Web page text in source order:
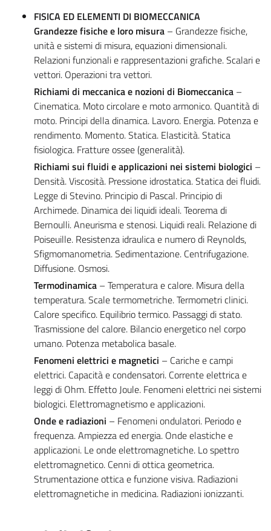
FISICA ED ELEMENTI DI BIOMECCANICA
Grandezze fisiche e loro misura – Grandezze fisiche,
unità e sistemi di misura, equazioni dimensionali.
Relazioni funzionali e rappresentazioni grafiche. Scalari e
vettori. Operazioni tra vettori.
Richiami di meccanica e nozioni di Biomeccanica –
Cinematica. Moto circolare e moto armonico. Quantità di
moto. Principi della dinamica. Lavoro. Energia. Potenza e
rendimento. Momento. Statica. Elasticità. Statica
fisiologica. Fratture ossee (generalità).
Richiami sui fluidi e applicazioni nei sistemi biologici –
Densità. Viscosità. Pressione idrostatica. Statica dei fluidi.
Legge di Stevino. Principio di Pascal. Principio di
Archimede. Dinamica dei liquidi ideali. Teorema di
Bernoulli. Aneurisma e stenosi. Liquidi reali. Relazione di
Poiseuille. Resistenza idraulica e numero di Reynolds,
Sfigmomanometria. Sedimentazione. Centrifugazione.
Diffusione. Osmosi.
Termodinamica – Temperatura e calore. Misura della
temperatura. Scale termometriche. Termometri clinici.
Calore specifico. Equilibrio termico. Passaggi di stato.
Trasmissione del calore. Bilancio energetico nel corpo
umano. Potenza metabolica basale.
Fenomeni elettrici e magnetici – Cariche e campi
elettrici. Capacità e condensatori. Corrente elettrica e
leggi di Ohm. Effetto Joule. Fenomeni elettrici nei sistemi
biologici. Elettromagnetismo e applicazioni.
Onde e radiazioni – Fenomeni ondulatori. Periodo e
frequenza. Ampiezza ed energia. Onde elastiche e
applicazioni. Le onde elettromagnetiche. Lo spettro
elettromagnetico. Cenni di ottica geometrica.
Strumentazione ottica e funzione visiva. Radiazioni
elettromagnetiche in medicina. Radiazioni ionizzanti.